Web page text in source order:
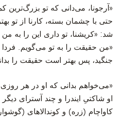
«آرجونا، می‌دانی که تو بزرگ‌ترین
حتی با چشمان بسته، کارنا از تو
شد: «کریشنا، تو داری این را به
«من حقیقت را به تو می‌گویم. فردا
جنگید، پس بهتر است حقیقت را
‫«می‌خواهم بدانی که او در هر
او شاکتیِ ایندرا و چند آسترای دیگر
کاواچام (زره) و کوندالاهای